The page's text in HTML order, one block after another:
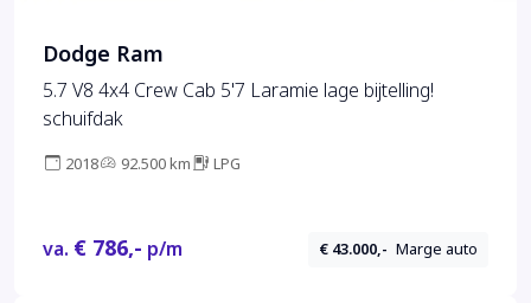
Dodge Ram
5.7 V8 4x4 Crew Cab 5'7 Laramie lage bijtelling!
schuifdak
2018 92.500 km LPG
va. € 786,- p/m € 43.000,- Marge auto